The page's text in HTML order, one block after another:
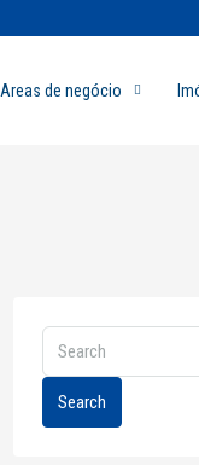
Areas de negócio
Search